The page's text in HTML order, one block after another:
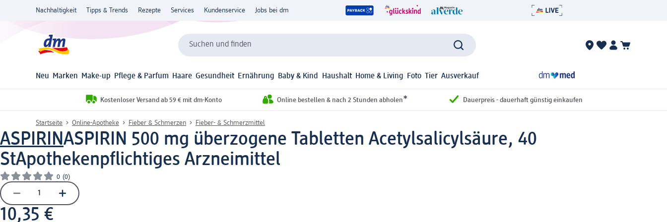
Nachhaltigkeit Tipps & Trends Rezepte Services Kundenservice Jobs bei dm
Suchen und finden
Neu Marken Make-up Pflege & Parfum Haare Gesundheit Ernährung Baby & Kind Haushalt Home & Living Foto Tier Ausverkauf
Kostenloser Versand ab 59 € mit dm-Konto Online bestellen & nach 2 Stunden abholen* Dauerpreis - dauerhaft günstig einkaufen
Startseite Online-Apotheke Fieber & Schmerzen Fieber- & Schmerzmittel
ASPIRINASPIRIN 500 mg überzogene Tabletten Acetylsalicylsäure, 40
StApothekenpflichtiges Arzneimittel
0 (0)
10,35 €